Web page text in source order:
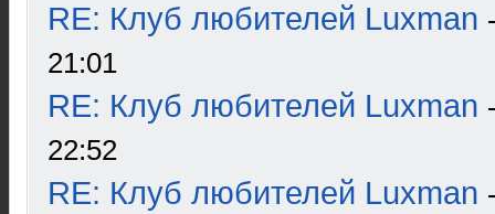
RE: Клуб любителей Luxman
21:01
RE: Клуб любителей Luxman
22:52
RE: Клуб любителей Luxman